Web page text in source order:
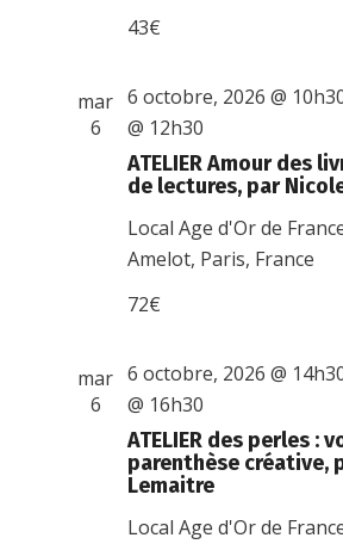
43€
mar
6
ATELIER Amour des
de lectures, par
6 octobre, 2026 @
@ 12h30
Local Age d'Or de
Amelot, Paris, France
72€
mar
6
ATELIER des perles :
parenthèse créative,
Lemaitre
6 octobre, 2026 @
@ 16h30
Local Age d'Or de